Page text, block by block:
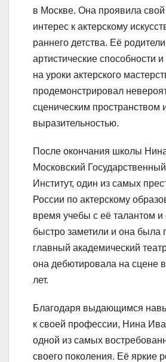
в Москве. Она проявила свой
интерес к актерскому
раннего детства. Её
артистические способности
на уроки актерского
продемонстрировал
сценическим пространством
выразительностью.
После окончания школы
Московский
Институт, один из самых
России по актерскому
время учебы с её талантом и
быстро заметили и она была
главный академический
она дебютировала на сцене
лет.
Благодаря выдающимся
к своей профессии, Нина
одной из самых
своего поколения. Её яркие